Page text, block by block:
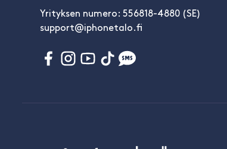
Yrityksen numero: 556818-4880 (SE)
support@iphonetalo.fi